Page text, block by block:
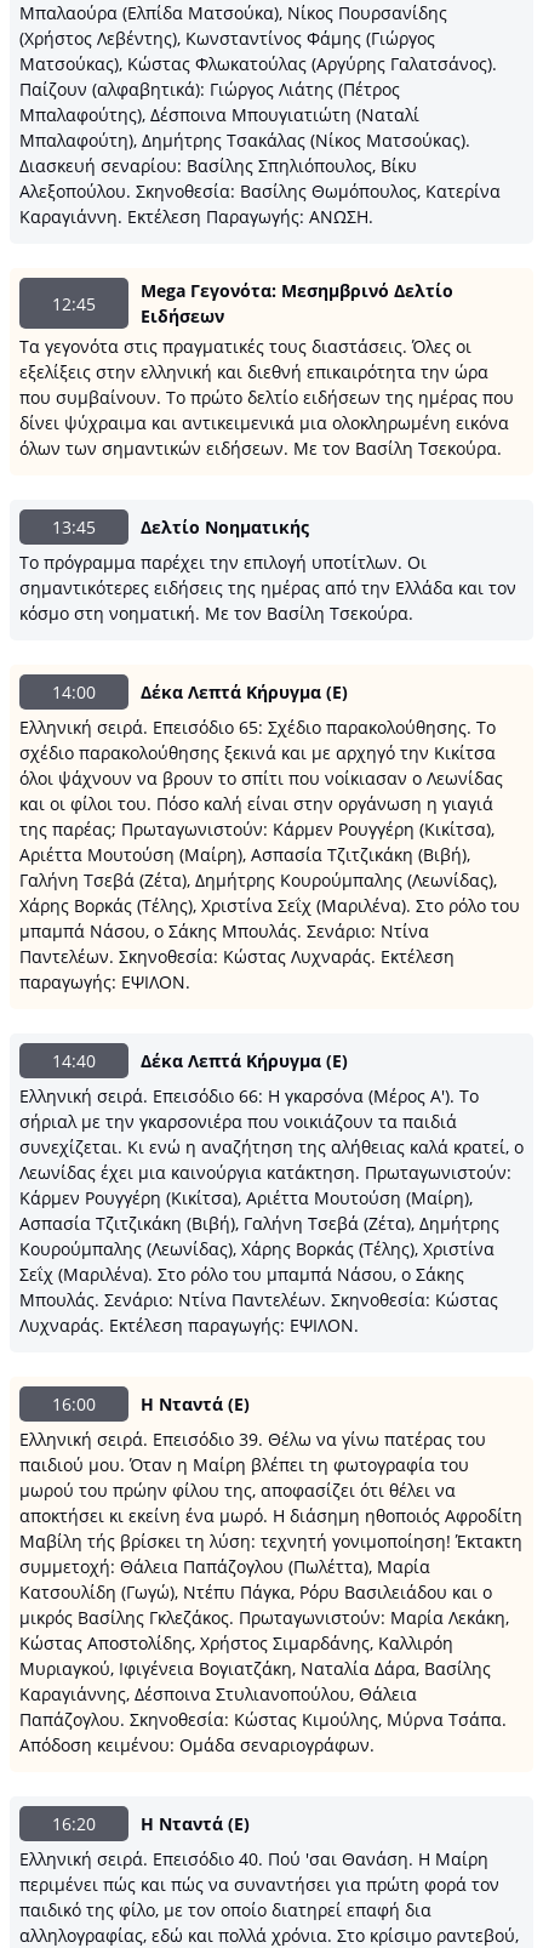
Μπαλαούρα (Ελπίδα Ματσούκα), Νίκος Πουρσανίδης
(Χρήστος Λεβέντης), Κωνσταντίνος Φάμης (Γιώργος
Ματσούκας), Κώστας Φλωκατούλας (Αργύρης Γαλατσάνος).
Παίζουν (αλφαβητικά): Γιώργος Λιάτης (Πέτρος
Μπαλαφούτης), Δέσποινα Μπουγιατιώτη (Ναταλί
Μπαλαφούτη), Δημήτρης Τσακάλας (Νίκος Ματσούκας).
Διασκευή σεναρίου: Βασίλης Σπηλιόπουλος, Βίκυ
Αλεξοπούλου. Σκηνοθεσία: Βασίλης Θωμόπουλος, Κατερίνα
Καραγιάννη. Εκτέλεση Παραγωγής: ΑΝΩΣΗ.
12:45
Mega Γεγονότα: Μεσημβρινό Δελτίο
Ειδήσεων
Τα γεγονότα στις πραγματικές τους διαστάσεις. Όλες οι
εξελίξεις στην ελληνική και διεθνή επικαιρότητα την ώρα
που συμβαίνουν. Το πρώτο δελτίο ειδήσεων της ημέρας που
δίνει ψύχραιμα και αντικειμενικά μια ολοκληρωμένη εικόνα
όλων των σημαντικών ειδήσεων. Με τον Βασίλη Τσεκούρα.
13:45
Δελτίο Νοηματικής
Το πρόγραμμα παρέχει την επιλογή υποτίτλων. Οι
σημαντικότερες ειδήσεις της ημέρας από την Ελλάδα και τον
κόσμο στη νοηματική. Με τον Βασίλη Τσεκούρα.
14:00
Δέκα Λεπτά Κήρυγμα (Ε)
Ελληνική σειρά. Επεισόδιο 65: Σχέδιο παρακολούθησης. Το
σχέδιο παρακολούθησης ξεκινά και με αρχηγό την Κικίτσα
όλοι ψάχνουν να βρουν το σπίτι που νοίκιασαν ο Λεωνίδας
και οι φίλοι του. Πόσο καλή είναι στην οργάνωση η γιαγιά
της παρέας; Πρωταγωνιστούν: Κάρμεν Ρουγγέρη (Κικίτσα),
Αριέττα Μουτούση (Μαίρη), Ασπασία Τζιτζικάκη (Βιβή),
Γαλήνη Τσεβά (Ζέτα), Δημήτρης Κουρούμπαλης (Λεωνίδας),
Χάρης Βορκάς (Τέλης), Χριστίνα Σεΐχ (Μαριλένα). Στο ρόλο του
μπαμπά Νάσου, ο Σάκης Μπουλάς. Σενάριο: Ντίνα
Παντελέων. Σκηνοθεσία: Κώστας Λυχναράς. Εκτέλεση
παραγωγής: ΕΨΙΛΟΝ.
14:40
Δέκα Λεπτά Κήρυγμα (Ε)
Ελληνική σειρά. Επεισόδιο 66: Η γκαρσόνα (Μέρος Α'). Το
σήριαλ με την γκαρσονιέρα που νοικιάζουν τα παιδιά
συνεχίζεται. Κι ενώ η αναζήτηση της αλήθειας καλά κρατεί, ο
Λεωνίδας έχει μια καινούργια κατάκτηση. Πρωταγωνιστούν:
Κάρμεν Ρουγγέρη (Κικίτσα), Αριέττα Μουτούση (Μαίρη),
Ασπασία Τζιτζικάκη (Βιβή), Γαλήνη Τσεβά (Ζέτα), Δημήτρης
Κουρούμπαλης (Λεωνίδας), Χάρης Βορκάς (Τέλης), Χριστίνα
Σεΐχ (Μαριλένα). Στο ρόλο του μπαμπά Νάσου, ο Σάκης
Μπουλάς. Σενάριο: Ντίνα Παντελέων. Σκηνοθεσία: Κώστας
Λυχναράς. Εκτέλεση παραγωγής: ΕΨΙΛΟΝ.
16:00
Η Νταντά (Ε)
Ελληνική σειρά. Επεισόδιο 39. Θέλω να γίνω πατέρας του
παιδιού μου. Όταν η Μαίρη βλέπει τη φωτογραφία του
μωρού του πρώην φίλου της, αποφασίζει ότι θέλει να
αποκτήσει κι εκείνη ένα μωρό. Η διάσημη ηθοποιός Αφροδίτη
Μαβίλη τής βρίσκει τη λύση: τεχνητή γονιμοποίηση! Έκτακτη
συμμετοχή: Θάλεια Παπάζογλου (Πωλέττα), Μαρία
Κατσουλίδη (Γωγώ), Ντέπυ Πάγκα, Ρόρυ Βασιλειάδου και ο
μικρός Βασίλης Γκλεζάκος. Πρωταγωνιστούν: Μαρία Λεκάκη,
Κώστας Αποστολίδης, Χρήστος Σιμαρδάνης, Καλλιρόη
Μυριαγκού, Ιφιγένεια Βογιατζάκη, Ναταλία Δάρα, Βασίλης
Καραγιάννης, Δέσποινα Στυλιανοπούλου, Θάλεια
Παπάζογλου. Σκηνοθεσία: Κώστας Κιμούλης, Μύρνα Τσάπα.
Απόδοση κειμένου: Ομάδα σεναριογράφων.
16:20
Η Νταντά (Ε)
Ελληνική σειρά. Επεισόδιο 40. Πού 'σαι Θανάση. Η Μαίρη
περιμένει πώς και πώς να συναντήσει για πρώτη φορά τον
παιδικό της φίλο, με τον οποίο διατηρεί επαφή δια
αλληλογραφίας, εδώ και πολλά χρόνια. Στο κρίσιμο ραντεβού,